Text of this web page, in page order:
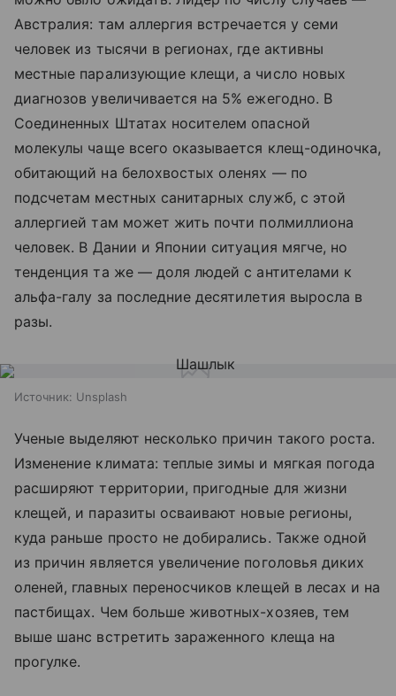
Австралия: там аллергия встречается у семи
человек из тысячи в регионах, где активны
местные парализующие клещи, а число новых
диагнозов увеличивается на 5% ежегодно. В
Соединенных Штатах носителем опасной
молекулы чаще всего оказывается клещ-одиночка,
обитающий на белохвостых оленях — по
подсчетам местных санитарных служб, с этой
аллергией там может жить почти полмиллиона
человек. В Дании и Японии ситуация мягче, но
тенденция та же — доля людей с антителами к
альфа-галу за последние десятилетия выросла в
разы.
Источник: Unsplash
Ученые выделяют несколько причин такого роста.
Изменение климата: теплые зимы и мягкая погода
расширяют территории, пригодные для жизни
клещей, и паразиты осваивают новые регионы,
куда раньше просто не добирались. Также одной
из причин является увеличение поголовья диких
оленей, главных переносчиков клещей в лесах и на
пастбищах. Чем больше животных-хозяев, тем
выше шанс встретить зараженного клеща на
прогулке.